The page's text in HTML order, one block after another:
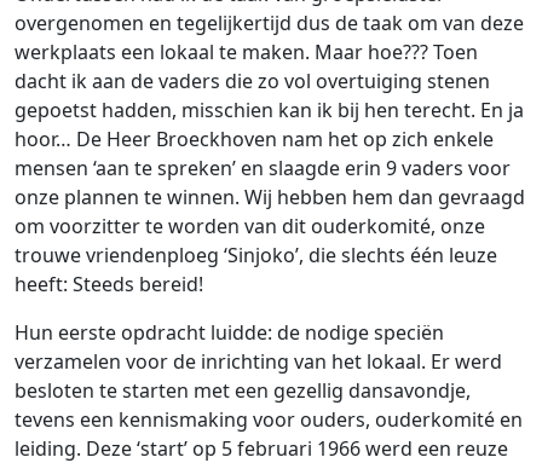
overgenomen en tegelijkertijd dus de taak om van deze
werkplaats een lokaal te maken. Maar hoe??? Toen
dacht ik aan de vaders die zo vol overtuiging stenen
gepoetst hadden, misschien kan ik bij hen terecht. En ja
hoor… De Heer Broeckhoven nam het op zich enkele
mensen ‘aan te spreken’ en slaagde erin 9 vaders voor
onze plannen te winnen. Wij hebben hem dan gevraagd
om voorzitter te worden van dit ouderkomité, onze
trouwe vriendenploeg ‘Sinjoko’, die slechts één leuze
heeft: Steeds bereid!
Hun eerste opdracht luidde: de nodige speciën
verzamelen voor de inrichting van het lokaal. Er werd
besloten te starten met een gezellig dansavondje,
tevens een kennismaking voor ouders, ouderkomité en
leiding. Deze ‘start’ op 5 februari 1966 werd een reuze